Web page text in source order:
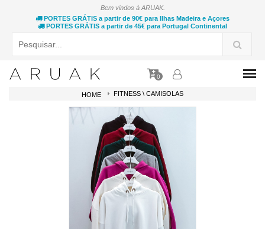
Bem vindos à ARUAK.
PORTES GRÁTIS a partir de 90€ para Ilhas Madeira e Açores
PORTES GRÁTIS a partir de 45€ para Portugal Continental
0
HOME FITNESS \ CAMISOLAS